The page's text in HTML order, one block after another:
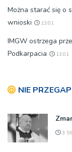
Można starać się o
wnioski
13:01
IMGW ostrzega
Podkarpacia
13:01
NIE PRZEGAP
3